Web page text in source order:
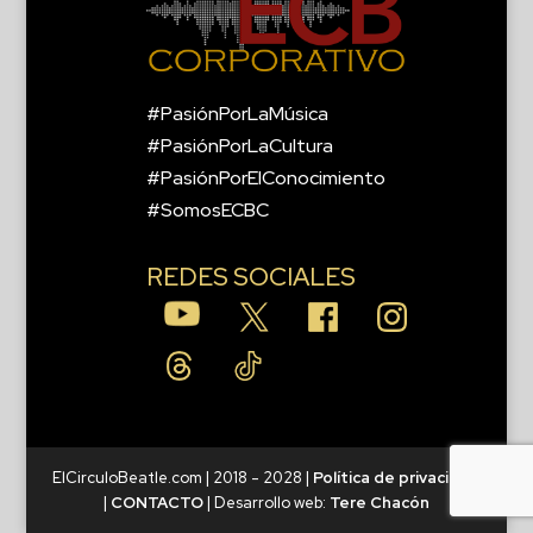
#PasiónPorLaMúsica
#PasiónPorLaCultura
#PasiónPorElConocimiento
#SomosECBC
REDES SOCIALES
ElCirculoBeatle.com | 2018 - 2028 | Política de privacidad
| CONTACTO| Desarrollo web: Tere Chacón